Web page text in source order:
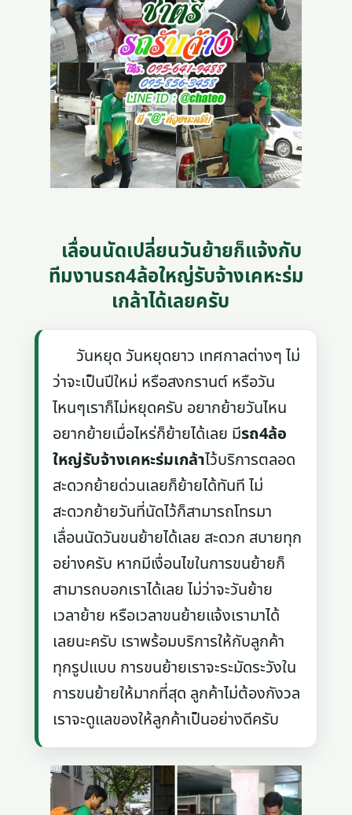
เลื่อนนัดเปลี่ยนวันย้ายก็แจ้งกับ
ทีมงานรถ4ล้อใหญ่รับจ้างเคหะร่ม
เกล้าได้เลยครับ
วันหยุด วันหยุดยาว เทศกาลต่างๆ ไม่
ว่าจะเป็นปีใหม่ หรือสงกรานต์ หรือวัน
ไหนๆเราก็ไม่หยุดครับ อยากย้ายวันไหน
อยากย้ายเมื่อไหร่ก็ย้ายได้เลย มีรถ4ล้อ
ใหญ่รับจ้างเคหะร่มเกล้าไว้บริการตลอด
สะดวกย้ายด่วนเลยก็ย้ายได้ทันที ไม่
สะดวกย้ายวันที่นัดไว้ก็สามารถโทรมา
เลื่อนนัดวันขนย้ายได้เลย สะดวก สบายทุก
อย่างครับ หากมีเงื่อนไขในการขนย้ายก็
สามารถบอกเราได้เลย ไม่ว่าจะวันย้าย
เวลาย้าย หรือเวลาขนย้ายแจ้งเรามาได้
เลยนะครับ เราพร้อมบริการให้กับลูกค้า
ทุกรูปแบบ การขนย้ายเราจะระมัดระวังใน
การขนย้ายให้มากที่สุด ลูกค้าไม่ต้องกังวล
เราจะดูแลของให้ลูกค้าเป็นอย่างดีครับ